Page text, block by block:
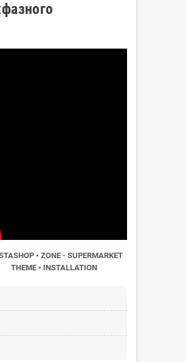
• ZONE - SUPERMARKET
THEME • INSTALLATION